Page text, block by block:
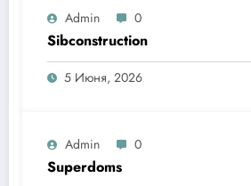
Admin 0
Sibconstruction
5 Июня, 2026
Admin 0
Superdoms